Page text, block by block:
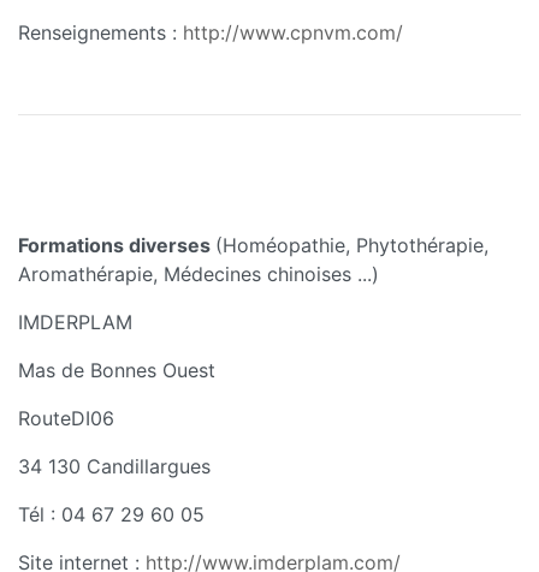
Renseignements : http://www.cpnvm.com/
Formations diverses (Homéopathie, Phytothérapie,
Aromathérapie, Médecines chinoises ...)
IMDERPLAM
Mas de Bonnes Ouest
RouteDI06
34 130 Candillargues
Tél : 04 67 29 60 05
Site internet : http://www.imderplam.com/